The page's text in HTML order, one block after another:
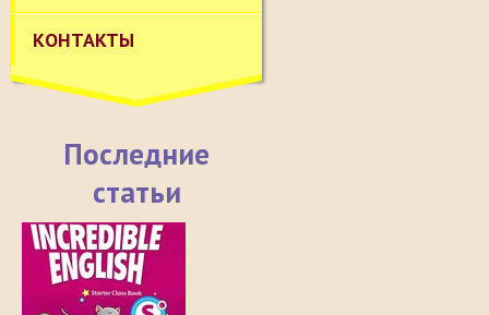
КОНТАКТЫ
Последние
статьи